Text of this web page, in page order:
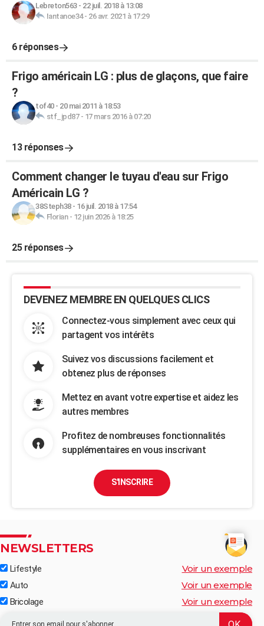
Lebreton563- 22 juil. 2018 à 13:08
Iantanoe34- 26 avr. 2021 à 17:29
6 réponses
Frigo américain LG : plus de glaçons, que faire
?
tof40- 20 mai 2011 à 18:53
stf_jpd87- 17 mars 2016 à 07:20
13 réponses
Comment changer le tuyau d'eau sur Frigo
Américain LG ?
38Steph38- 16 juil. 2018 à 17:54
Florian- 12 juin 2026 à 18:25
25 réponses
DEVENEZ MEMBRE EN QUELQUES CLICS
Connectez-vous simplement avec ceux qui
partagent vos intérêts
Suivez vos discussions facilement et
obtenez plus de réponses
Mettez en avant votre expertise et aidez les
autres membres
Profitez de nombreuses fonctionnalités
supplémentaires en vous inscrivant
S'INSCRIRE
NEWSLETTERS
Lifestyle Voir un exemple
Auto Voir un exemple
Bricolage Voir un exemple